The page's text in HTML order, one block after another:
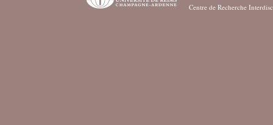
Centre de Recherche